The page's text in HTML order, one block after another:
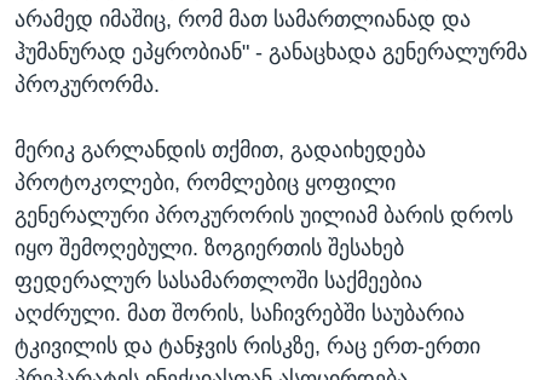
არამედ იმაშიც, რომ მათ სამართლიანად და
ჰუმანურად ეპყრობიან" - განაცხადა გენერალურმა
პროკურორმა.
მერიკ გარლანდის თქმით, გადაიხედება
პროტოკოლები, რომლებიც ყოფილი
გენერალური პროკურორის უილიამ ბარის დროს
იყო შემოღებული. ზოგიერთის შესახებ
ფედერალურ სასამართლოში საქმეებია
აღძრული. მათ შორის, საჩივრებში საუბარია
ტკივილის და ტანჯვის რისკზე, რაც ერთ-ერთი